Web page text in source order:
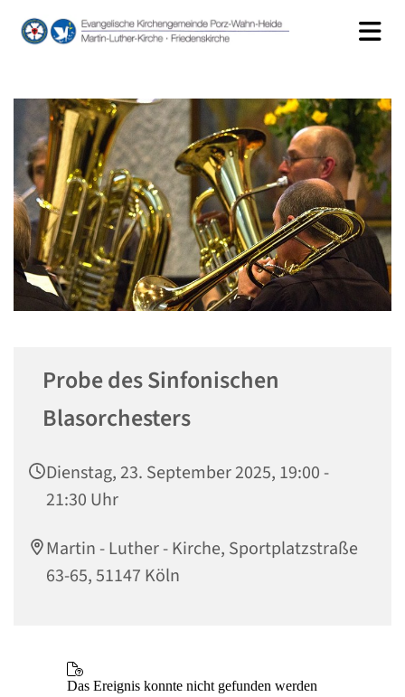
Probe des Sinfonischen
Blasorchesters
Dienstag, 23. September 2025, 19:00 -
21:30 Uhr
Martin - Luther - Kirche, Sportplatzstraße
63-65, 51147 Köln